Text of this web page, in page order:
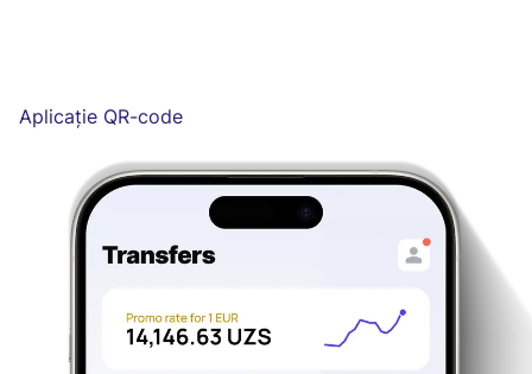
Aplicație QR-code